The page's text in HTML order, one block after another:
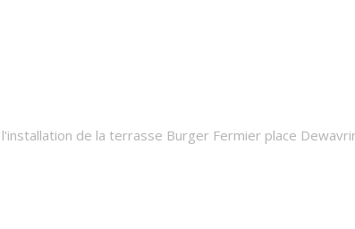
de la terrasse Burger Fermier place